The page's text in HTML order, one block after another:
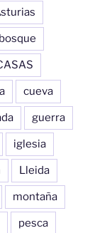
bosque
cueva
guerra
iglesia
Lleida
montaña
pesca